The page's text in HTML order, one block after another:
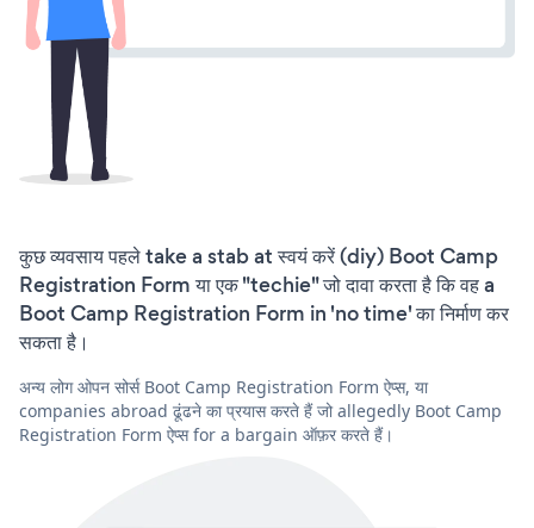
कुछ व्यवसाय पहले take a stab at स्वयं करें (diy) Boot Camp
Registration Form या एक "techie" जो दावा करता है कि वह a
Boot Camp Registration Form in 'no time' का निर्माण कर
सकता है।
अन्य लोग ओपन सोर्स Boot Camp Registration Form ऐप्स, या
companies abroad ढूंढने का प्रयास करते हैं जो allegedly Boot Camp
Registration Form ऐप्स for a bargain ऑफ़र करते हैं।